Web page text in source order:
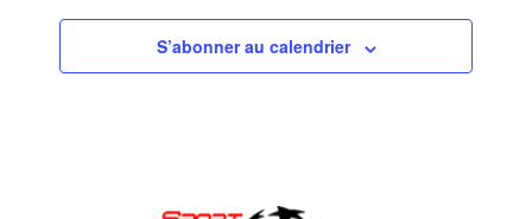
S’abonner au calendrier